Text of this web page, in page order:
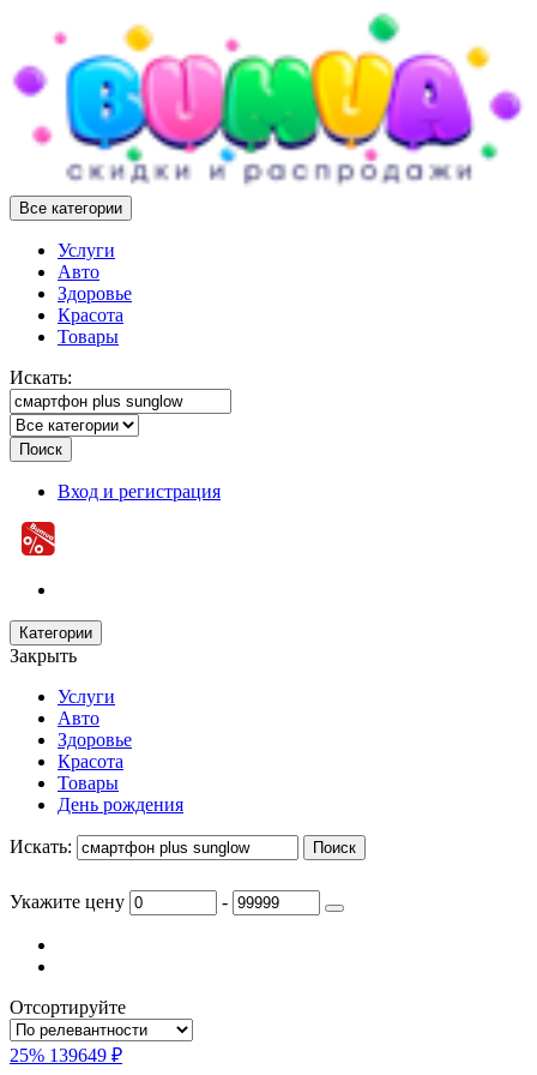
Все категории
Услуги
Авто
Здоровье
Красота
Товары
Искать:
Поиск
Вход и регистрация
Категории
Закрыть
Услуги
Авто
Здоровье
Красота
Товары
День рождения
Искать:
Укажите цену -
Отсортируйте
25% 139649 ₽